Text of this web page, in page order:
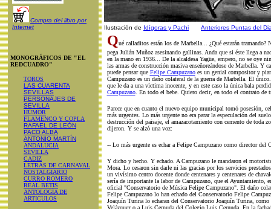
Compra del libro por
Internet
MONOGRÁFICOS DE "EL
REDCUADRO"
TOROS
LAS CUARENTA
SEVILLAS
PERSONAJES DE
SEVILLA
HUMOR
FLAMENCO Y COPLA
RAFAEL DE LEÓN
PACO ALBA
ANTONIO MARTÍN
ANDALUCIA
SEVILLA
CADIZ
LETRAS DE CARNAVAL
NOSTALGIARIO
CURRO ROMERO
REAL BETIS
ANTOLOGÍA DE
ARTICULOS
Ilustración de Idígoras y Pachi Anteriores Puntas del
Qué calladitos están los de Marbella... ¿Qué estarán tramando?
pega Julián Muñoz asesinando gallinas. Anda que si éste llega a
en la mano en 1936... De la alcaldesa Yagüe, empero, no se oye
las armas de construcción masiva enseñoreándose de Marbella. Y
puede pensar que Felipe Campuzanoes un genial compositor y
Campuzano es un daño colateral de la guerra de Marbella. El
que le da a una víctima inocente, y en este caso la única bala
Campuzano. En todo el bebe. Quiero decir, en todo el contrato de
Parece que en cuanto el nuevo equipo municipal tomó posesión,
más urgentes. Lo más urgente no era parar la especulación del
destrucción del paisaje, el amazacotamiento con cemento de toda
dijeron. Y se alzó una voz:
-- Lo más urgente es echar a Felipe Campuzano como director
Y dicho y hecho. Y echado. A Campuzano le mandaron el
Mora. Lo cesaron sin darle ni las gracias por los servicios
un vivísimo centro docente donde centenares y centenares de
sería de importante la labor de Campuzano, que el Ayuntamiento,
oficial "Conservatorio de Música Felipe Campuzano". El daño
Felipe Campuzano lo han echado del Conservatorio Felipe
Joaquín Turina lo echaran del Conservatorio Joaquín Turina,
Velázquez o a Luis Cernuda del Colegio Luis Cernuda. En la